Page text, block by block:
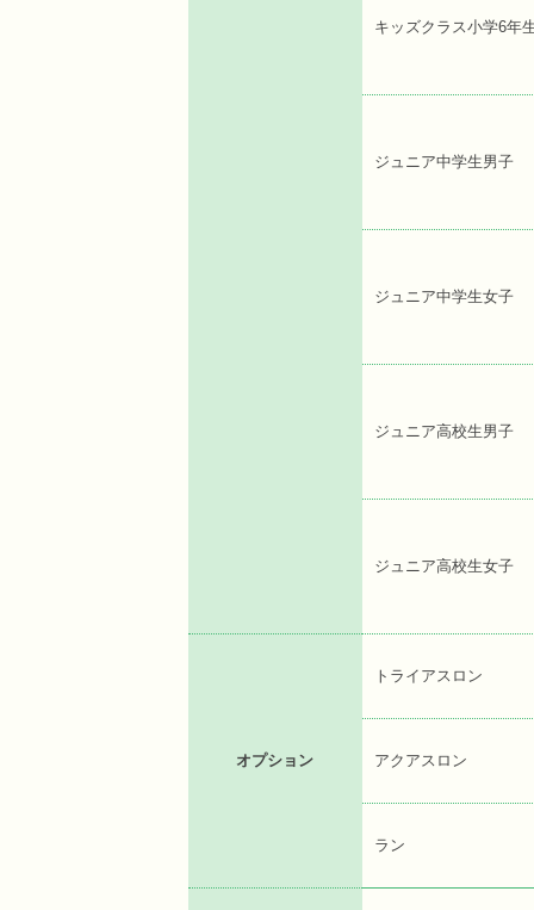
キッズクラス小学6年
ジュニア中学生男子
ジュニア中学生女子
ジュニア高校生男子
ジュニア高校生女子
オプション
トライアスロン
アクアスロン
ラン